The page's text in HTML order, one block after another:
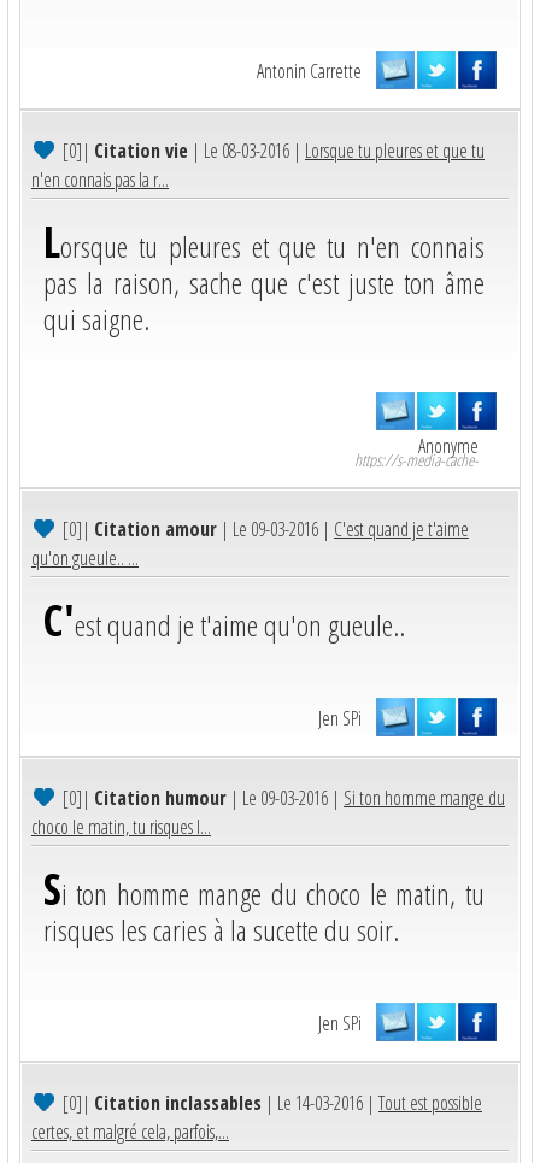
Antonin Carrette
[0]| Citation vie | Le 08-03-2016 | Lorsque tu pleures et que tu
n'en connais pas la r...
Lorsque tu pleures et que tu n'en connais
pas la raison, sache que c'est juste ton âme
qui saigne.
Anonyme
https://s-media-cache-
ak0.pinimg.com/originals/26/18/86/261886c1037d296b59b65f7995c89c1e.png.
[0]| Citation amour | Le 09-03-2016 | C'est quand je t'aime
qu'on gueule.. ...
C'est quand je t'aime qu'on gueule..
Jen SPi
[0]| Citation humour | Le 09-03-2016 | Si ton homme mange du
choco le matin, tu risques l...
Si ton homme mange du choco le matin, tu
risques les caries à la sucette du soir.
Jen SPi
[0]| Citation inclassables | Le 14-03-2016 |Tout est possible
certes, et malgré cela, parfois,...